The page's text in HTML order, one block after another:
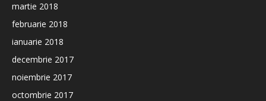
martie 2018
februarie 2018
ianuarie 2018
decembrie 2017
noiembrie 2017
octombrie 2017